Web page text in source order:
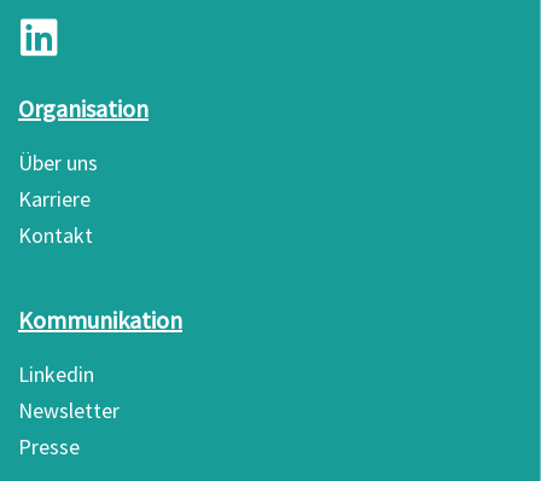
Organisation
Über uns
Karriere
Kontakt
Kommunikation
Linkedin
Newsletter
Presse